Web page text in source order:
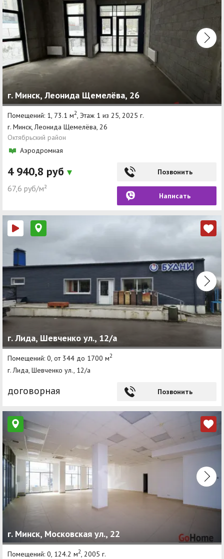
г. Минск, Леонида Щемелёва, 26
Помещений: 1, 73.1 м2 , Этаж 1 из 25, 2025 г.
г. Минск, Леонида Щемелёва, 26
Октябрьский район
Аэродромная
4 940,8 руб
67,6 руб/м²
Позвонить
Написать
г. Лида, Шевченко ул., 12/а
Помещений: 0, от 344 до 1700 м2
г. Лида, Шевченко ул., 12/а
договорная Позвонить
г. Минск, Московская ул., 22
Помещений: 0, 124.2 м2 , 2005 г.